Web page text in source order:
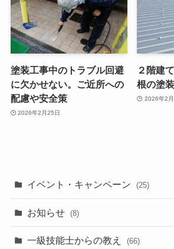
塗装工事中のトラブル回避
に欠かせない。ご近所への
配慮や安全策
2026年2月25日
２階建
根の塗
2026年2月
イベント・キャンペーン (25)
お知らせ (8)
一級技能士からの教え (66)